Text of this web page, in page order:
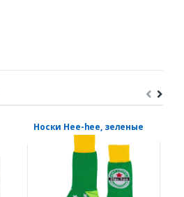
Носки Hee-hee, зеленые